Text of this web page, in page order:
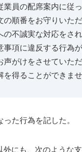
業員の配席案内に従
の順番をお守りいた
の不誠実な対応をさ
事項に違反する行為
声がけをさせていただ
得ることができませ
た行為を記した。
にも、次のような